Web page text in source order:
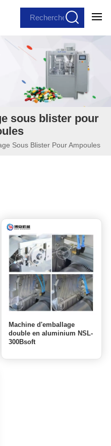
sous blister pour
Sous Blister Pour Ampoules
Machine d'emballage
double en aluminium NSL-
300Bsoft